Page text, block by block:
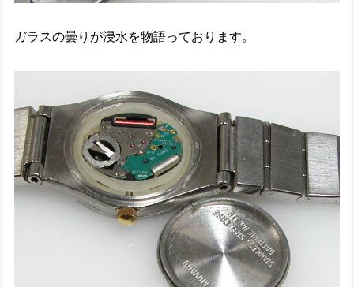
ガラスの曇りが浸水を物語っております。